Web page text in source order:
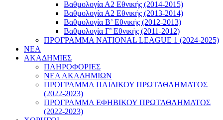
Βαθμολογία Α2 Εθνικής (2014-2015)
Βαθμολογία Α2 Εθνικής (2013-2014)
Βαθμολογία Β’ Εθνικής (2012-2013)
Βαθμολογία Γ’ Εθνικής (2011-2012)
ΠΡΟΓΡΑΜΜΑ NATIONAL LEAGUE 1 (2024-2025)
ΝΕΑ
ΑΚΑΔΗΜΙΕΣ
ΠΛΗΡΟΦΟΡΙΕΣ
ΝΕΑ ΑΚΑΔΗΜΙΩΝ
ΠΡΟΓΡΑΜΜΑ ΠΑΙΔΙΚΟΥ ΠΡΩΤΑΘΛΗΜΑΤΟΣ
(2022-2023)
ΠΡΟΓΡΑΜΜΑ ΕΦΗΒΙΚΟΥ ΠΡΩΤΑΘΛΗΜΑΤΟΣ
(2022-2023)